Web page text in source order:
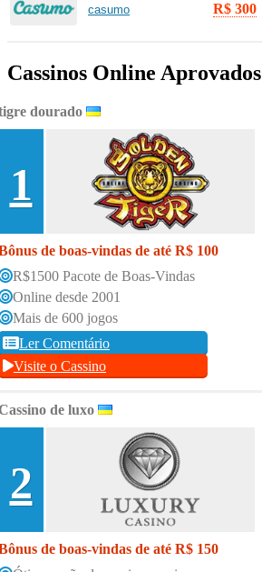
casumo R$ 300
Cassinos Online Aprovados
dourado
1
de boas-vindas de até R$ 100
R$1500 Pacote de Boas-Vindas
Online desde 2001
Mais de 600 jogos
Ler Comentário
Visite o Cassino
de luxo
2
de boas-vindas de até R$ 150